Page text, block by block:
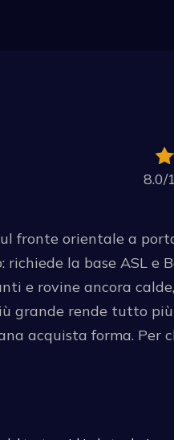
8.0/
fronte orientale a
la base ASL e
e rovine ancora
grande rende tutto
acquista forma. Per